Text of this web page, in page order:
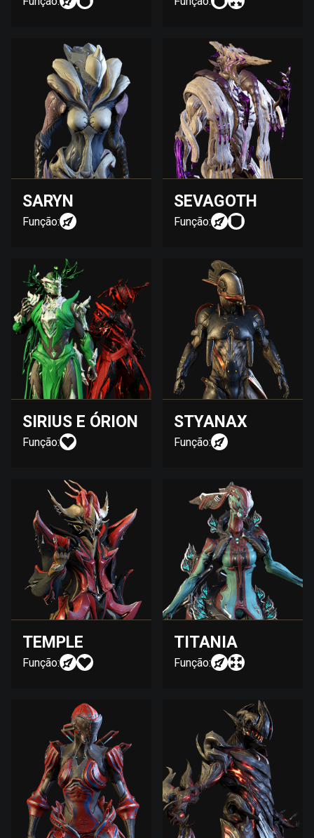
SARYN
Função:
SEVAGOTH
Função:
SIRIUS E ÓRION
Função:
STYANAX
Função:
TEMPLE
Função:
TITANIA
Função: